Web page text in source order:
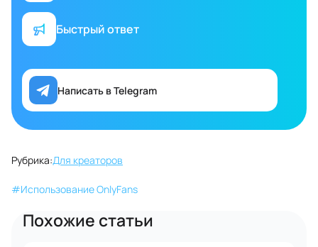
Быстрый ответ
Написать в Telegram
Рубрика:Для креаторов
#Использование OnlyFans
Похожие статьи